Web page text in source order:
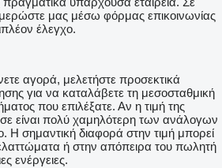
μας μέσω φόρμας επικοινωνίας
έλεγχο.
αγορά, μελετήστε προσεκτικά
για να καταλάβετε τη μεσοσταθμική
που επιλέξατε. Αν η τιμή της
είναι πολύ χαμηλότερη των ανάλογων
Η σημαντική διαφορά στην τιμή μπορεί
ή στην απόπειρα του πωλητή
ενέργειες.